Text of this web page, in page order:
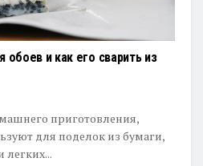
обоев и как его сварить из
приготовления,
для поделок из бумаги,